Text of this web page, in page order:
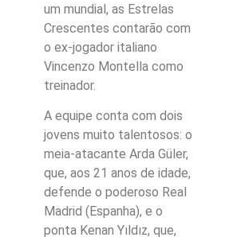
um mundial, as Estrelas
Crescentes contarão com
o ex-jogador italiano
Vincenzo Montella como
treinador.
A equipe conta com dois
jovens muito talentosos: o
meia-atacante Arda Güler,
que, aos 21 anos de idade,
defende o poderoso Real
Madrid (Espanha), e o
ponta Kenan Yıldız, que,